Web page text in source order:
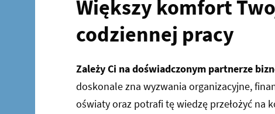
Większy komfort
codziennej pracy
Zależy Ci na doświadczonym partnerze
doskonale zna wyzwania organizacyjne,
oświaty oraz potrafi tę wiedzę przełożyć na